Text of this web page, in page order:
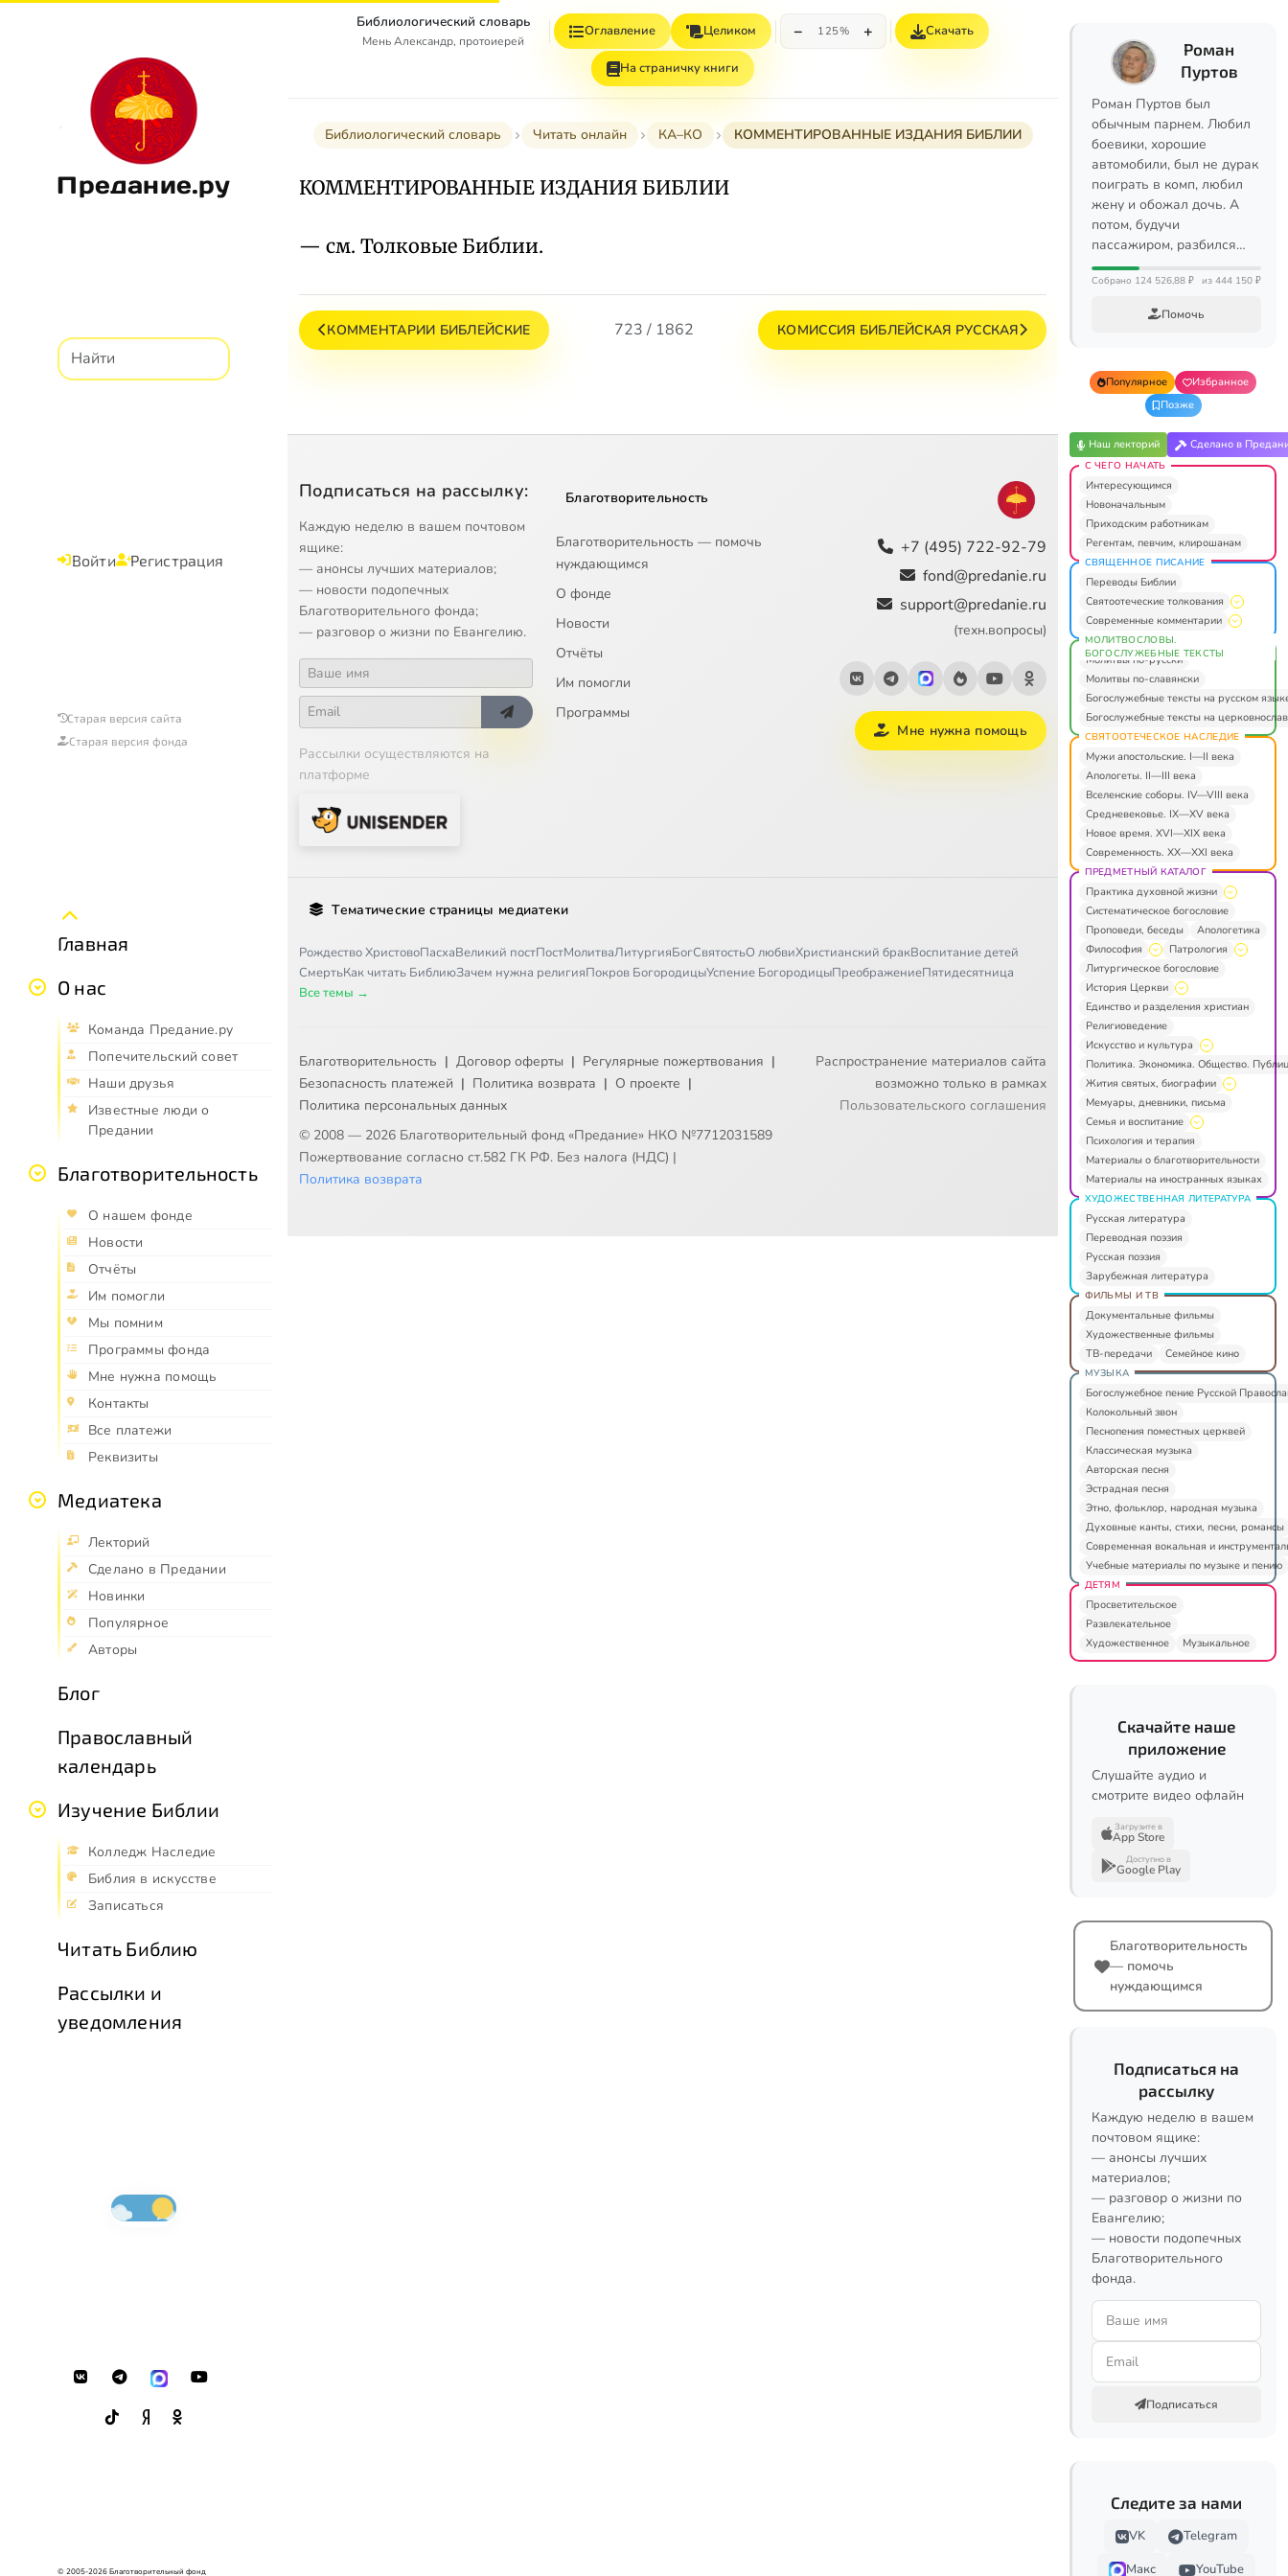
Предание.ру
Войти Регистрация
Старая версия сайта
Старая версия фонда
Главная
О нас
Команда Предание.ру
Попечительский совет
Наши друзья
Известные люди о
Предании
Благотворительность
О нашем фонде
Новости
Отчёты
Им помогли
Мы помним
Программы фонда
Мне нужна помощь
Контакты
Все платежи
Реквизиты
Медиатека
Лекторий
Сделано в Предании
Новинки
Популярное
Авторы
Блог
Православный
календарь
Изучение Библии
Колледж Наследие
Библия в искусстве
Записаться
Читать Библию
Рассылки и
уведомления
© 2005-2026 Благотворительный фонд
Библиологический словарь
Мень Александр, протоиерей
Оглавление Целиком − 125% + Скачать
На страничку книги
Библиологический словарь Читать онлайн КА–КО КОММЕНТИРОВАННЫЕ ИЗДАНИЯ БИБЛИИ
КОММЕНТИРОВАННЫЕ ИЗДАНИЯ БИБЛИИ
— см. Толковые Библии.
КОММЕНТАРИИ БИБЛЕЙСКИЕ 723 / 1862 КОМИССИЯ БИБЛЕЙСКАЯ РУССКАЯ
Подписаться на рассылку:
Каждую неделю в вашем почтовом
ящике:
— анонсы лучших материалов;
— новости подопечных
Благотворительного фонда;
— разговор о жизни по Евангелию.
Рассылки осуществляются на
платформе
Благотворительность
Благотворительность — помочь
нуждающимся
О фонде
Новости
Отчёты
Им помогли
Программы
+7 (495) 722-92-79
fond@predanie.ru
support@predanie.ru
(техн.вопросы)
Мне нужна помощь
Тематические страницы медиатеки
Рождество ХристовоПасхаВеликий постПостМолитваЛитургияБогСвятостьО любвиХристианский бракВоспитание детей
СмертьКак читать БиблиюЗачем нужна религияПокров БогородицыУспение БогородицыПреображениеПятидесятница
Все темы →
Благотворительность | Договор оферты | Регулярные пожертвования |
Безопасность платежей | Политика возврата | О проекте |
Политика персональных данных
© 2008 — 2026 Благотворительный фонд «Предание» НКО №7712031589
Пожертвование согласно ст.582 ГК РФ. Без налога (НДС) |
Политика возврата
Распространение материалов сайта
возможно только в рамках
Пользовательского соглашения
Роман
Пуртов
Роман Пуртов был
обычным парнем. Любил
боевики, хорошие
автомобили, был не дурак
поиграть в комп, любил
жену и обожал дочь. А
потом, будучи
пассажиром, разбился…
Собрано 124 526,88 ₽ из 444 150 ₽
Помочь
Популярное
Избранное
Позже
Наш лекторий Сделано в
С ЧЕГО НАЧАТЬ
Интересующимся
Новоначальным
Приходским работникам
Регентам, певчим, клирошанам
СВЯЩЕННОЕ ПИСАНИЕ
Переводы Библии
Святоотеческие толкования
Современные комментарии
МОЛИТВОСЛОВЫ.
БОГОСЛУЖЕБНЫЕ ТЕКСТЫ
Молитвы по-русски
Молитвы по-славянски
Богослужебные тексты на русском
Богослужебные тексты на
СВЯТООТЕЧЕСКОЕ НАСЛЕДИЕ
Мужи апостольские. I—II века
Апологеты. II—III века
Вселенские соборы. IV—VIII века
Средневековье. IX—XV века
Новое время. XVI—XIX века
Современность. XX—XXI века
ПРЕДМЕТНЫЙ КАТАЛОГ
Практика духовной жизни
Систематическое богословие
Проповеди, беседы
Апологетика
Философия
Патрология
Литургическое богословие
История Церкви
Единство и разделения христиан
Религиоведение
Искусство и культура
Политика. Экономика. Общество.
Жития святых, биографии
Мемуары, дневники, письма
Семья и воспитание
Психология и терапия
Материалы о благотворительности
Материалы на иностранных языках
ХУДОЖЕСТВЕННАЯ ЛИТЕРАТУРА
Русская литература
Переводная поэзия
Русская поэзия
Зарубежная литература
ФИЛЬМЫ И ТВ
Документальные фильмы
Художественные фильмы
ТВ-передачи
Семейное кино
МУЗЫКА
Богослужебное пение Русской
Колокольный звон
Песнопения поместных церквей
Классическая музыка
Авторская песня
Эстрадная песня
Этно, фольклор, народная музыка
Духовные канты, стихи, песни, романсы
Современная вокальная и
Учебные материалы по музыке и пению
ДЕТЯМ
Просветительское
Развлекательное
Художественное
Музыкальное
Скачайте наше
приложение
Слушайте аудио и
смотрите видео офлайн
Загрузите в
App Store
Доступно в
Google Play
Благотворительность
— помочь
нуждающимся
Подписаться на
рассылку
Каждую неделю в вашем
почтовом ящике:
— анонсы лучших
материалов;
— разговор о жизни по
Евангелию;
— новости подопечных
Благотворительного
фонда.
Подписаться
Следите за нами
VK
Telegram
Макс
YouTube